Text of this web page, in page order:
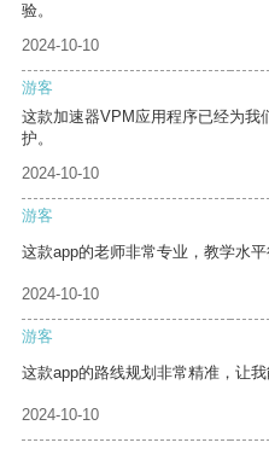
验。
2024-10-10
游客
这款加速器VPM应用程序已经为我
护。
2024-10-10
游客
这款app的老师非常专业，教学水
2024-10-10
游客
这款app的路线规划非常精准，让我
2024-10-10